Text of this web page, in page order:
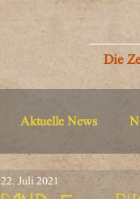
Die
Aktuelle News
22. Juli 2021